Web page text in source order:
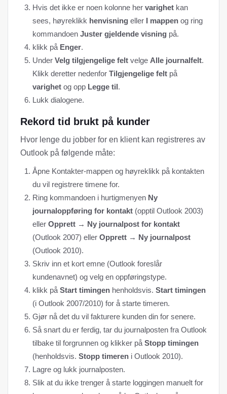
Hvis det ikke er noen kolonne her varighet kan
sees, høyreklikk henvisning eller I mappen og ring
kommandoen Juster gjeldende visning på.
klikk på Enger.
Under Velg tilgjengelige felt velge Alle journalfelt.
Klikk deretter nedenfor Tilgjengelige felt på
varighet og opp Legge til.
Lukk dialogene.
Rekord tid brukt på kunder
Hvor lenge du jobber for en klient kan registreres av
Outlook på følgende måte:
Åpne Kontakter-mappen og høyreklikk på kontakten
du vil registrere timene for.
Ring kommandoen i hurtigmenyen Ny
journaloppføring for kontakt (opptil Outlook 2003)
eller Opprett → Ny journalpost for kontakt
(Outlook 2007) eller Opprett → Ny journalpost
(Outlook 2010).
Skriv inn et kort emne (Outlook foreslår
kundenavnet) og velg en oppføringstype.
klikk på Start timingen henholdsvis. Start timingen
(i Outlook 2007/2010) for å starte timeren.
Gjør nå det du vil fakturere kunden din for senere.
Så snart du er ferdig, tar du journalposten fra Outlook
tilbake til forgrunnen og klikker på Stopp timingen
(henholdsvis. Stopp timeren i Outlook 2010).
Lagre og lukk journalposten.
Slik at du ikke trenger å starte loggingen manuelt for